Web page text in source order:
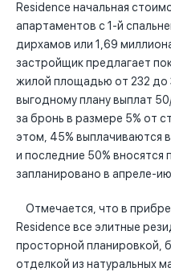
Residence начальная
апартаментов с 1-й
дирхамов или 1,69
застройщик предлагает
жилой площадью от 232 до
выгодному плану выплат
за бронь в размере 5% от
этом, 45% выплачиваются
и последние 50% вносятся
запланировано в апреле-
Отмечается, что в
Residence все элитные
просторной планировкой,
отделкой из натуральных